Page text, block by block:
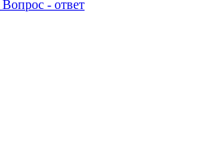
Вопрос - ответ